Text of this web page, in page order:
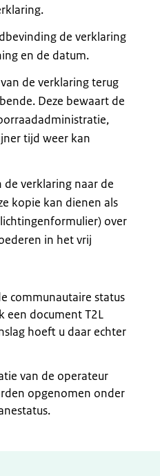
de verklaring
en de datum.
de verklaring terug
Deze bewaart de
tijd weer kan
de verklaring naar de
kopie kan dienen als
over
in het vrij
communautaire status
een document T2L
hoeft u daar echter
van de operateur
opgenomen onder